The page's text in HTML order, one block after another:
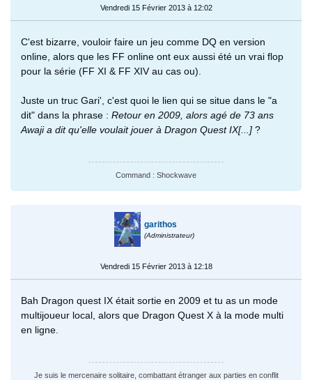
Vendredi 15 Février 2013 à 12:02
C'est bizarre, vouloir faire un jeu comme DQ en version
online, alors que les FF online ont eux aussi été un vrai flop
pour la série (FF XI & FF XIV au cas ou).
Juste un truc Gari', c'est quoi le lien qui se situe dans le "a
dit" dans la phrase : Retour en 2009, alors agé de 73 ans
Awaji a dit qu'elle voulait jouer à Dragon Quest IX[...] ?
Command : Shockwave
garithos
(Administrateur)
Vendredi 15 Février 2013 à 12:18
Bah Dragon quest IX était sortie en 2009 et tu as un mode
multijoueur local, alors que Dragon Quest X à la mode multi
en ligne.
Je suis le mercenaire solitaire, combattant étranger aux parties en conflit